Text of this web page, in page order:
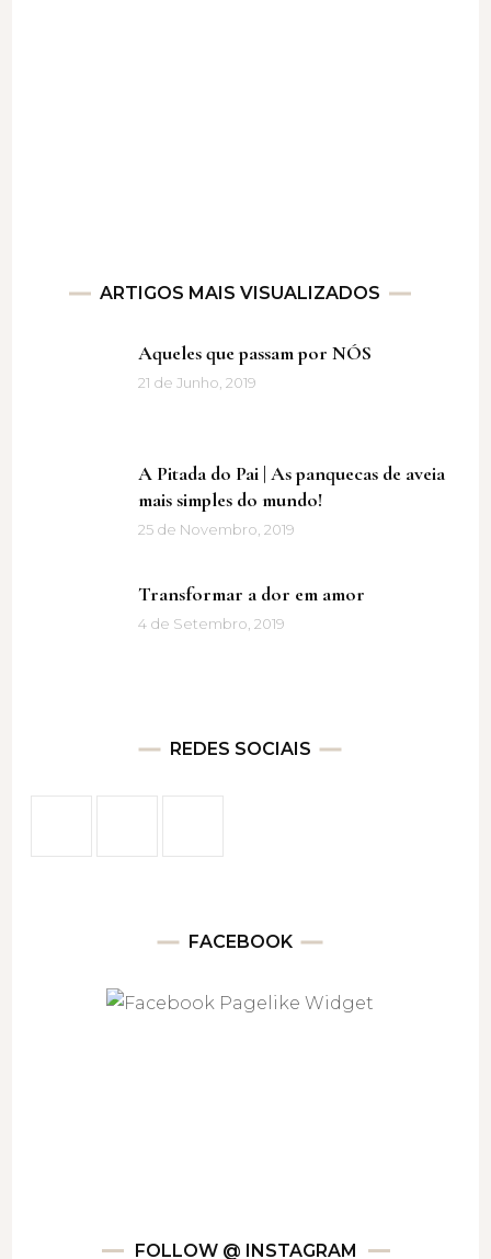
ARTIGOS MAIS VISUALIZADOS
Aqueles que passam por NÓS
21 de Junho, 2019
A Pitada do Pai | As panquecas de aveia
mais simples do mundo!
25 de Novembro, 2019
Transformar a dor em amor
4 de Setembro, 2019
REDES SOCIAIS
FACEBOOK
FOLLOW @ INSTAGRAM